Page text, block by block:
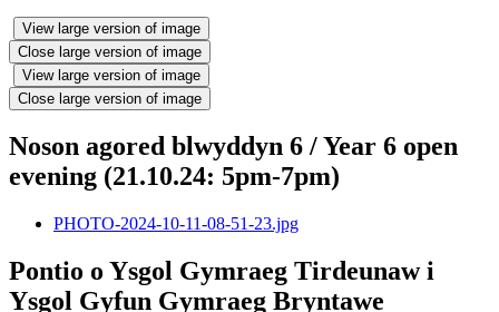
View large version of image
Close large version of image
View large version of image
Close large version of image
Noson agored blwyddyn 6 / Year 6 open
evening (21.10.24: 5pm-7pm)
PHOTO-2024-10-11-08-51-23.jpg
Pontio o Ysgol Gymraeg Tirdeunaw i
Ysgol Gyfun Gymraeg Bryntawe